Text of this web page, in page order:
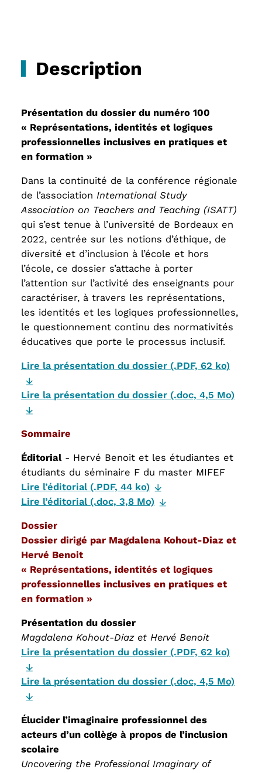
Description
Présentation du dossier du numéro 100
« Représentations, identités et logiques
professionnelles inclusives en pratiques et
en formation »
Dans la continuité de la conférence régionale
de l’association International Study
Association on Teachers and Teaching (ISATT)
qui s’est tenue à l’université de Bordeaux en
2022, centrée sur les notions d’éthique, de
diversité et d’inclusion à l’école et hors
l’école, ce dossier s’attache à porter
l’attention sur l’activité des enseignants pour
caractériser, à travers les représentations,
les identités et les logiques professionnelles,
le questionnement continu des normativités
éducatives que porte le processus inclusif.
Lire la présentation du dossier (.PDF, 62 ko)
Lire la présentation du dossier (.doc, 4,5 Mo)
Sommaire
Éditorial - Hervé Benoit et les étudiantes et
étudiants du séminaire F du master MIFEF
Lire l’éditorial (.PDF, 44 ko)
Lire l’éditorial (.doc, 3,8 Mo)
Dossier
Dossier dirigé par Magdalena Kohout-Diaz et
Hervé Benoit
« Représentations, identités et logiques
professionnelles inclusives en pratiques et
en formation »
Présentation du dossier
Magdalena Kohout-Diaz et Hervé Benoit
Lire la présentation du dossier (.PDF, 62 ko)
Lire la présentation du dossier (.doc, 4,5 Mo)
Élucider l’imaginaire professionnel des
acteurs d’un collège à propos de l’inclusion
scolaire
Uncovering the Professional Imaginary of